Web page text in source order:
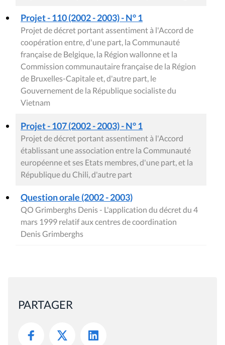
Projet - 110 (2002 - 2003) - N° 1
Projet de décret portant assentiment à l'Accord de
coopération entre, d'une part, la Communauté
française de Belgique, la Région wallonne et la
Commission communautaire française de la Région
de Bruxelles-Capitale et, d'autre part, le
Gouvernement de la République socialiste du
Vietnam
Projet - 107 (2002 - 2003) - N° 1
Projet de décret portant assentiment à l'Accord
établissant une association entre la Communauté
européenne et ses Etats membres, d'une part, et la
République du Chili, d'autre part
Question orale (2002 - 2003)
QO Grimberghs Denis - L'application du décret du 4
mars 1999 relatif aux centres de coordination
Denis Grimberghs
PARTAGER